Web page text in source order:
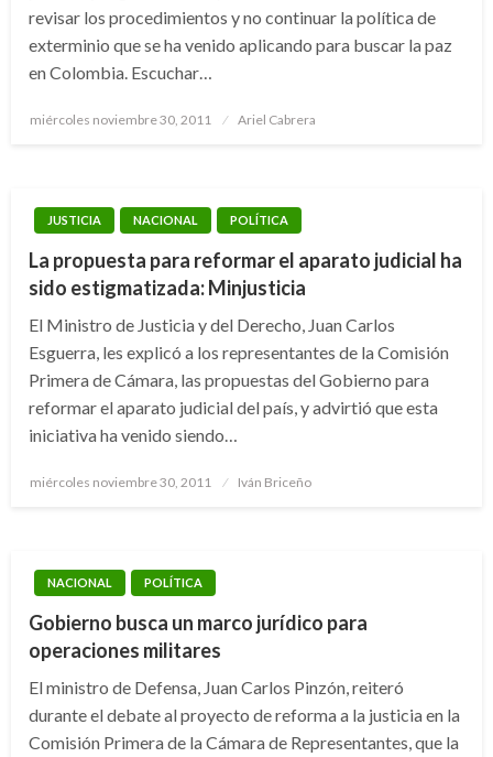
revisar los procedimientos y no continuar la política de
exterminio que se ha venido aplicando para buscar la paz
en Colombia. Escuchar…
Publicado
miércoles noviembre 30, 2011 Ariel Cabrera
JUSTICIA NACIONAL POLÍTICA
La propuesta para reformar el aparato judicial ha
sido estigmatizada: Minjusticia
El Ministro de Justicia y del Derecho, Juan Carlos
Esguerra, les explicó a los representantes de la Comisión
Primera de Cámara, las propuestas del Gobierno para
reformar el aparato judicial del país, y advirtió que esta
iniciativa ha venido siendo…
Publicado
miércoles noviembre 30, 2011 Iván Briceño
NACIONAL POLÍTICA
Gobierno busca un marco jurídico para
operaciones militares
El ministro de Defensa, Juan Carlos Pinzón, reiteró
durante el debate al proyecto de reforma a la justicia en la
Comisión Primera de la Cámara de Representantes, que la